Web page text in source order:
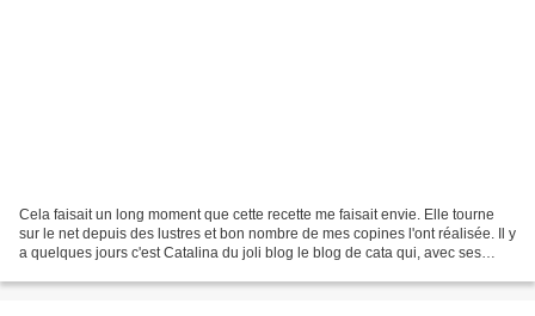
Cela faisait un long moment que cette recette me faisait envie. Elle tourne
sur le net depuis des lustres et bon nombre de mes copines l'ont réalisée. Il y
a quelques jours c'est Catalina du joli blog le blog de cata qui, avec ses